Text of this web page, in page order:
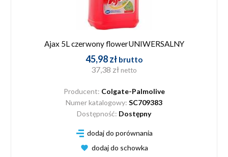
Ajax 5L czerwony flowerUNIWERSALNY
45,98 zł brutto
37,38 zł netto
Producent: Colgate-Palmolive
Numer katalogowy: SC709383
Dostępność: Dostępny
dodaj do porównania
dodaj do schowka